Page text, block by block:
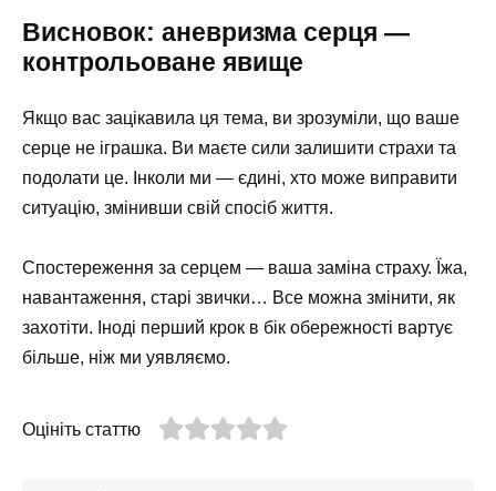
Висновок: аневризма серця —
контрольоване явище
Якщо вас зацікавила ця тема, ви зрозуміли, що ваше
серце не іграшка. Ви маєте сили залишити страхи та
подолати це. Інколи ми — єдині, хто може виправити
ситуацію, змінивши свій спосіб життя.
Спостереження за серцем — ваша заміна страху. Їжа,
навантаження, старі звички… Все можна змінити, як
захотіти. Іноді перший крок в бік обережності вартує
більше, ніж ми уявляємо.
Оцініть статтю